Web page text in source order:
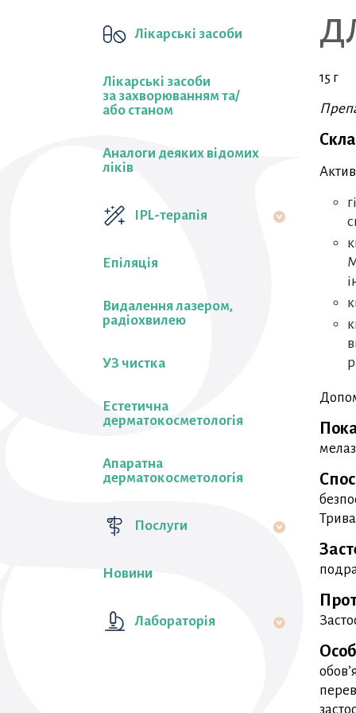
Лікарські засоби
Лікарські засоби
за захворюванням та/
або станом
Аналоги деяких відомих
ліків
IPL-терапія
Епіляція
Видалення лазером,
радіохвилею
УЗ чистка
Естетична
дерматокосметологія
Апаратна
дерматокосметологія
Послуги
Новини
Лабораторiя
15 г